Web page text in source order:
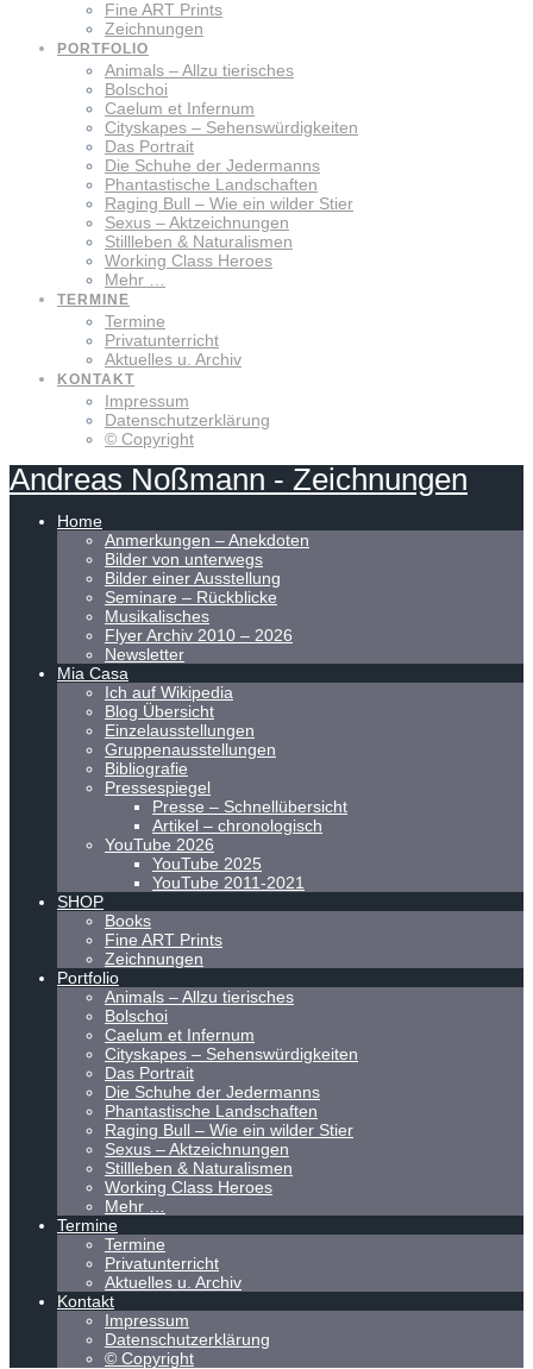
Fine ART Prints
Zeichnungen
PORTFOLIO
Animals – Allzu tierisches
Bolschoi
Caelum et Infernum
Cityskapes – Sehenswürdigkeiten
Das Portrait
Die Schuhe der Jedermanns
Phantastische Landschaften
Raging Bull – Wie ein wilder Stier
Sexus – Aktzeichnungen
Stillleben & Naturalismen
Working Class Heroes
Mehr …
TERMINE
Termine
Privatunterricht
Aktuelles u. Archiv
KONTAKT
Impressum
Datenschutzerklärung
© Copyright
Andreas Noßmann - Zeichnungen
Home
Anmerkungen – Anekdoten
Bilder von unterwegs
Bilder einer Ausstellung
Seminare – Rückblicke
Musikalisches
Flyer Archiv 2010 – 2026
Newsletter
Mia Casa
Ich auf Wikipedia
Blog Übersicht
Einzelausstellungen
Gruppenausstellungen
Bibliografie
Pressespiegel
Presse – Schnellübersicht
Artikel – chronologisch
YouTube 2026
YouTube 2025
YouTube 2011-2021
SHOP
Books
Fine ART Prints
Zeichnungen
Portfolio
Animals – Allzu tierisches
Bolschoi
Caelum et Infernum
Cityskapes – Sehenswürdigkeiten
Das Portrait
Die Schuhe der Jedermanns
Phantastische Landschaften
Raging Bull – Wie ein wilder Stier
Sexus – Aktzeichnungen
Stillleben & Naturalismen
Working Class Heroes
Mehr …
Termine
Termine
Privatunterricht
Aktuelles u. Archiv
Kontakt
Impressum
Datenschutzerklärung
© Copyright